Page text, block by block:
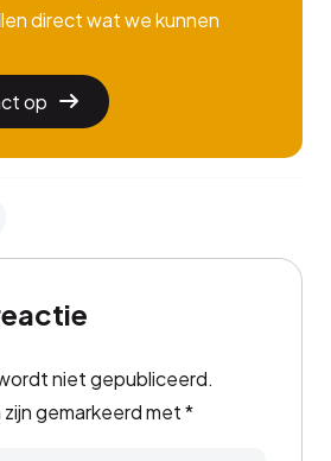
direct wat we kunnen
op
niet gepubliceerd.
gemarkeerd met*